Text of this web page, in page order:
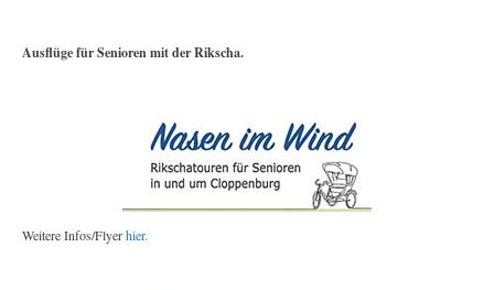
Ausflüge für Senioren mit der Rikscha.
Weitere Infos/Flyerhier.